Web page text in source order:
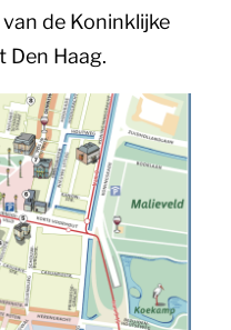
de Koninklijke
Den Haag.